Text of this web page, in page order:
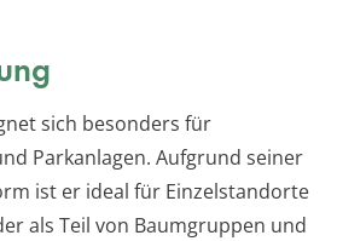
sich besonders für
Parkanlagen. Aufgrund seiner
ist er ideal für Einzelstandorte
als Teil von Baumgruppen und